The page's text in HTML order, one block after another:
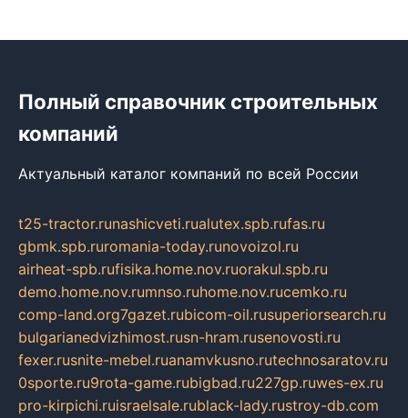
Полный справочник строительных
компаний
Актуальный каталог компаний по всей России
t25-tractor.runashicveti.rualutex.spb.rufas.ru
gbmk.spb.ruromania-today.runovoizol.ru
airheat-spb.rufisika.home.nov.ruorakul.spb.ru
demo.home.nov.rumnso.ruhome.nov.rucemko.ru
comp-land.org7gazet.rubicom-oil.rusuperiorsearch.ru
bulgarianedvizhimost.rusn-hram.rusenovosti.ru
fexer.rusnite-mebel.ruanamvkusno.rutechnosaratov.ru
0sporte.ru9rota-game.rubigbad.ru227gp.ruwes-ex.ru
pro-kirpichi.ruisraelsale.rublack-lady.rustroy-db.com